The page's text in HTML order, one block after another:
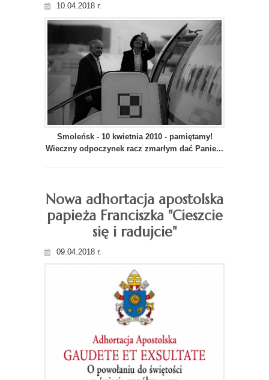
10.04.2018 r.
Smoleńsk - 10 kwietnia 2010 - pamiętamy!
Wieczny odpoczynek racz zmarłym dać Panie...
Nowa adhortacja apostolska
papieża Franciszka "Cieszcie
się i radujcie"
09.04.2018 r.